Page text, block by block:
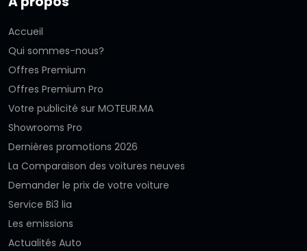
Accueil
Qui sommes-nous?
Offres Premium
Offres Premium Pro
Votre publicité sur MOTEUR.MA
Showrooms Pro
Dernières promotions 2026
La Comparaison des voitures neuves
Demander le prix de votre voiture
Service Bi3 lia
Les emissions
Actualités Auto